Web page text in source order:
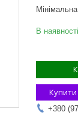
В наявності
Купити
+380